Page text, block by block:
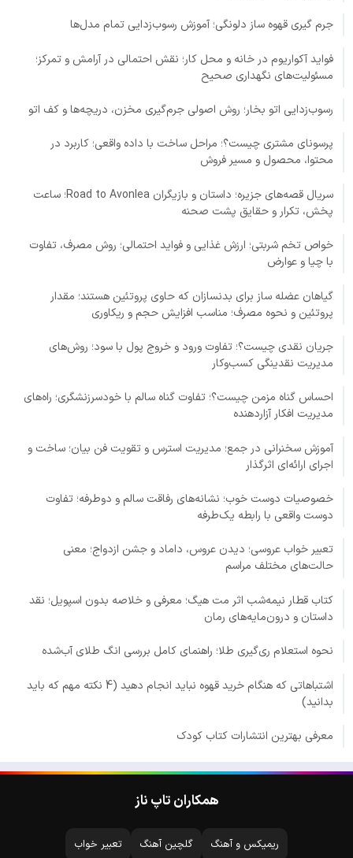
جرم گیری قهوه ساز دلونگی؛ آموزش رسوب‌زدایی تمام مدل‌ها
فواید آکواریوم در خانه و محل کار؛ نقش احتمالی در آرامش و تمرکز؛
مسئولیت‌های نگهداری صحیح
رسوب‌زدایی اتو بخار؛ روش اصولی جرم‌گیری مخزن، دریچه‌ها و کف اتو
پرسونای مشتری چیست؟؛ مراحل ساخت با داده واقعی؛ کاربرد در
محتوا، محصول و مسیر فروش
سریال قصه‌های جزیره؛ داستان و بازیگران Road to Avonlea؛ ساعت
پخش، تکرار و حقایق پشت صحنه
خواص تخم شربتی؛ ارزش غذایی و فواید احتمالی؛ روش مصرف، تفاوت
با چیا و عوارض
گیاهان عضله ساز برای بدنسازان که حاوی پروتئین هستند؛ مقدار
پروتئین و نحوه مصرف؛ مناسب افزایش حجم و ریکاوری
جریان نقدی چیست؟؛ تفاوت ورود و خروج پول با سود؛ روش‌های
مدیریت نقدینگی کسب‌وکار
احساس گناه مزمن چیست؟؛ تفاوت گناه سالم با خودسرزنشگری؛ راه‌های
مدیریت افکار آزاردهنده
آموزش سخنرانی در جمع؛ مدیریت استرس و تقویت فن بیان؛ ساخت و
اجرای ارائه‌ای اثرگذار
خصوصیات دوست خوب؛ نشانه‌های رفاقت سالم و دوطرفه؛ تفاوت
دوست واقعی با رابطه یک‌طرفه
تعبیر خواب عروسی؛ دیدن عروس، داماد و جشن ازدواج؛ معنی
حالت‌های مختلف مراسم
کتاب قطار نیمه‌شب اثر مت هیگ؛ معرفی و خلاصه بدون اسپویل؛ نقد
داستان و درون‌مایه‌های رمان
نحوه استعلام ری‌گیری طلا؛ راهنمای کامل بررسی انگ طلای آب‌شده
اشتباهاتی که هنگام خرید قهوه نباید انجام دهید (4 نکته مهم که باید
بدانید)
معرفی بهترین انتشارات کتاب کودک
همکاران تاپ ناز
ریمیکس و آهنگ گلچین آهنگ تعبیر خواب